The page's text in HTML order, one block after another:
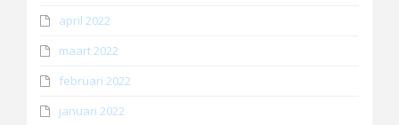
april 2022
maart 2022
februari 2022
januari 2022